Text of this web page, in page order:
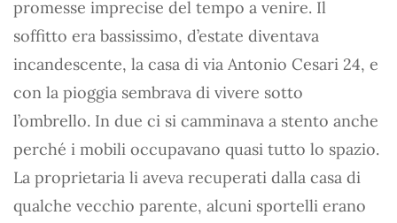
promesse imprecise del tempo a venire. Il
soffitto era bassissimo, d’estate diventava
incandescente, la casa di via Antonio Cesari 24, e
con la pioggia sembrava di vivere sotto
l’ombrello. In due ci si camminava a stento anche
perché i mobili occupavano quasi tutto lo spazio.
La proprietaria li aveva recuperati dalla casa di
qualche vecchio parente, alcuni sportelli erano